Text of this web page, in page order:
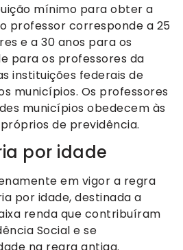
mínimo para obter a
professor corresponde a 25
e a 30 anos para os
para os professores da
instituições federais de
municípios. Os professores
municípios obedecem às
de previdência.
por idade
em vigor a regra
por idade, destinada a
renda que contribuíram
Social e se